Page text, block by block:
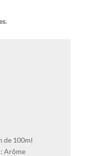
de 100ml
Arôme